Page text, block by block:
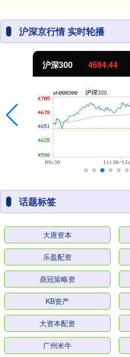
沪深京行情 实时轮播
沪深300 4694.44
话题标签
大唐资本
乐盈配资
鼎冠策略资
KB资产
大资本配资
广州米牛